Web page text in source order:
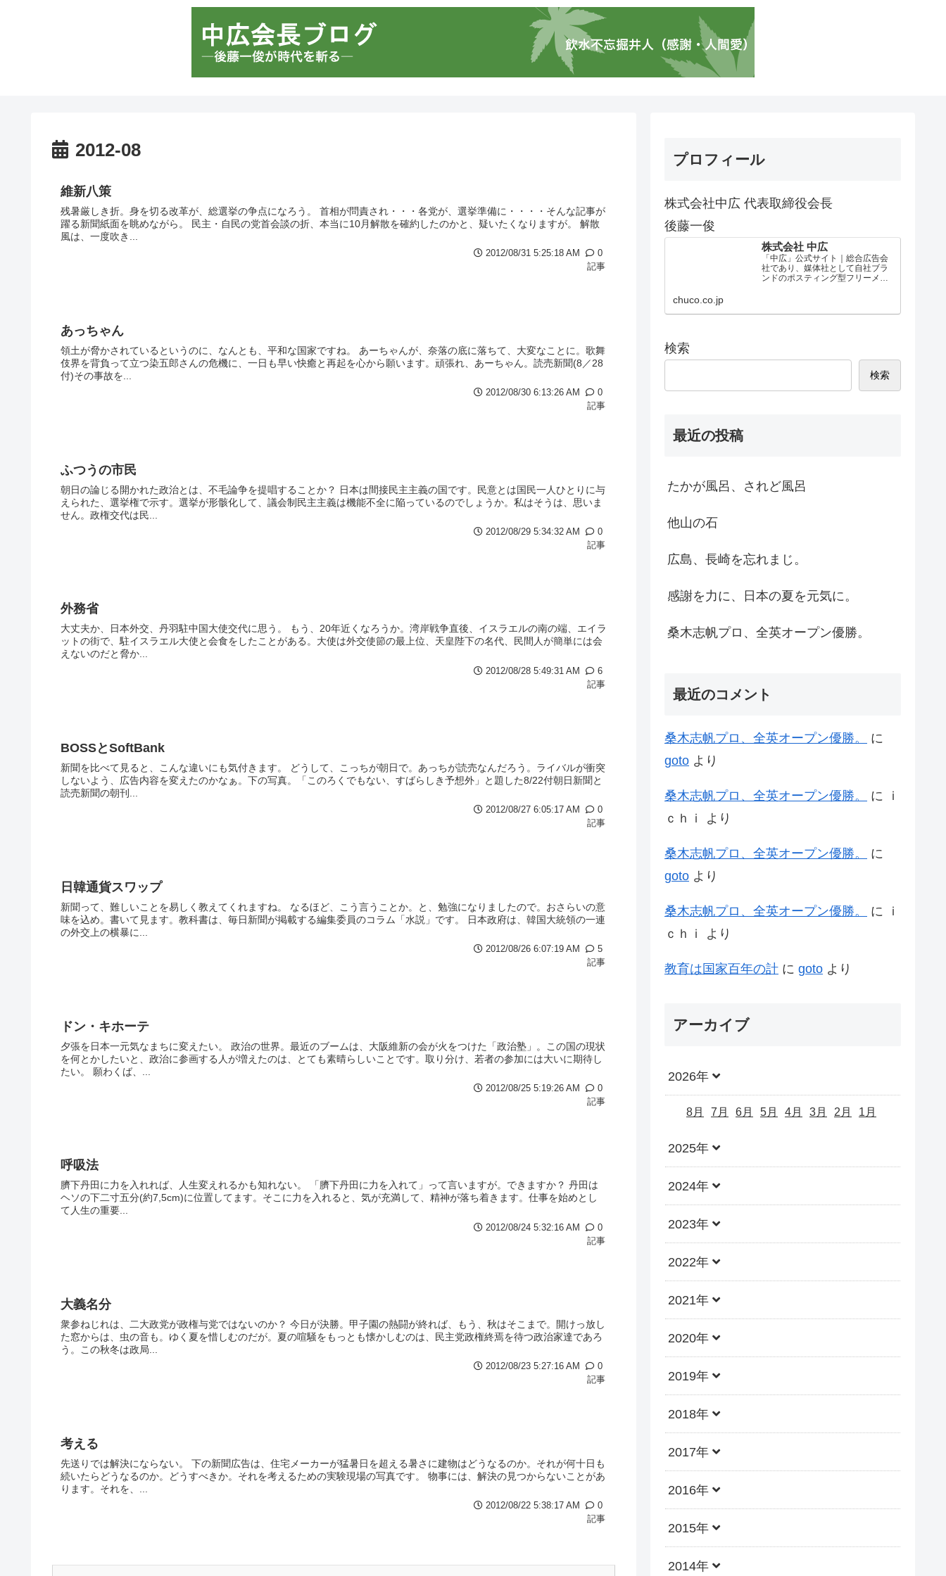
2012-08
維新八策
残暑厳しき折。身を切る改革が、総選挙の争点になろう。 首相が問責され・・・各党が、選挙準備に・・・・そんな記事が
躍る新聞紙面を眺めながら。 民主・自民の党首会談の折、本当に10月解散を確約したのかと、疑いたくなりますが。 解散
風は、一度吹き...
2012/08/31 5:25:18 AM
0
記事
あっちゃん
領土が脅かされているというのに、なんとも、平和な国家ですね。 あーちゃんが、奈落の底に落ちて、大変なことに。歌舞
伎界を背負って立つ染五郎さんの危機に、一日も早い快癒と再起を心から願います。頑張れ、あーちゃん。読売新聞(8／28
付)その事故を...
2012/08/30 6:13:26 AM
0
記事
ふつうの市民
朝日の論じる開かれた政治とは、不毛論争を提唱することか？ 日本は間接民主主義の国です。民意とは国民一人ひとりに与
えられた、選挙権で示す。選挙が形骸化して、議会制民主主義は機能不全に陥っているのでしょうか。私はそうは、思いま
せん。政権交代は民...
2012/08/29 5:34:32 AM
0
記事
外務省
大丈夫か、日本外交、丹羽駐中国大使交代に思う。 もう、20年近くなろうか。湾岸戦争直後、イスラエルの南の端、エイラ
ットの街で、駐イスラエル大使と会食をしたことがある。大使は外交使節の最上位、天皇陛下の名代、民間人が簡単には会
えないのだと脅か...
2012/08/28 5:49:31 AM
6
記事
BOSSとSoftBank
新聞を比べて見ると、こんな違いにも気付きます。 どうして、こっちが朝日で。あっちが読売なんだろう。ライバルが衝突
しないよう、広告内容を変えたのかなぁ。下の写真。「このろくでもない、すばらしき予想外」と題した8/22付朝日新聞と
読売新聞の朝刊...
2012/08/27 6:05:17 AM
0
記事
日韓通貨スワップ
新聞って、難しいことを易しく教えてくれますね。 なるほど、こう言うことか。と、勉強になりましたので。おさらいの意
味を込め。書いて見ます。教科書は、毎日新聞が掲載する編集委員のコラム「水説」です。 日本政府は、韓国大統領の一連
の外交上の横暴に...
2012/08/26 6:07:19 AM
5
記事
ドン・キホーテ
夕張を日本一元気なまちに変えたい。 政治の世界。最近のブームは、大阪維新の会が火をつけた「政治塾」。この国の現状
を何とかしたいと、政治に参画する人が増えたのは、とても素晴らしいことです。取り分け、若者の参加には大いに期待し
たい。 願わくば、...
2012/08/25 5:19:26 AM
0
記事
呼吸法
臍下丹田に力を入れれば、人生変えれるかも知れない。 「臍下丹田に力を入れて」って言いますが。できますか？ 丹田は
ヘソの下二寸五分(約7,5cm)に位置してます。そこに力を入れると、気が充満して、精神が落ち着きます。仕事を始めとし
て人生の重要...
2012/08/24 5:32:16 AM
0
記事
大義名分
衆参ねじれは、二大政党が政権与党ではないのか？ 今日が決勝。甲子園の熱闘が終れば、もう、秋はそこまで。開けっ放し
た窓からは、虫の音も。ゆく夏を惜しむのだが。夏の喧騒をもっとも懐かしむのは、民主党政権終焉を待つ政治家達であろ
う。この秋冬は政局...
2012/08/23 5:27:16 AM
0
記事
考える
先送りでは解決にならない。 下の新聞広告は、住宅メーカーが猛暑日を超える暑さに建物はどうなるのか。それが何十日も
続いたらどうなるのか。どうすべきか。それを考えるための実験現場の写真です。 物事には、解決の見つからないことがあ
ります。それを、...
2012/08/22 5:38:17 AM
0
記事
プロフィール
株式会社中広 代表取締役会長
後藤一俊
株式会社 中広
「中広」公式サイト｜総合広告会
社であり、媒体社として自社ブラ
ンドのポスティング型フリーメデ
chuco.co.jp
検索
検索
最近の投稿
たかが風呂、されど風呂
他山の石
広島、長崎を忘れまじ。
感謝を力に、日本の夏を元気に。
桑木志帆プロ、全英オープン優勝。
最近のコメント
桑木志帆プロ、全英オープン優勝。
に
goto より
桑木志帆プロ、全英オープン優勝。 に
ｉ
ｃｈｉ
より
桑木志帆プロ、全英オープン優勝。
に
goto より
桑木志帆プロ、全英オープン優勝。 に
ｉ
ｃｈｉ
より
教育は国家百年の計 に goto より
アーカイブ
2026年
8月 7月 6月 5月 4月 3月 2月 1月
2025年
2024年
2023年
2022年
2021年
2020年
2019年
2018年
2017年
2016年
2015年
2014年